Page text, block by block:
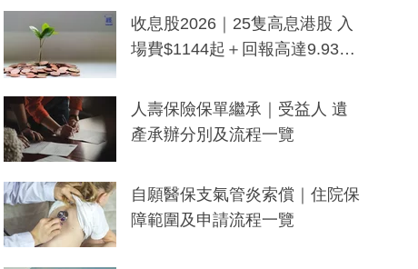
一度被誤當詐騙手段
收息股2026｜25隻高息港股 入
場費$1144起＋回報高達9.93
人壽保險保單繼承｜受益人 遺
產承辦分別及流程一覽
自願醫保支氣管炎索償｜住院保
障範圍及申請流程一覽